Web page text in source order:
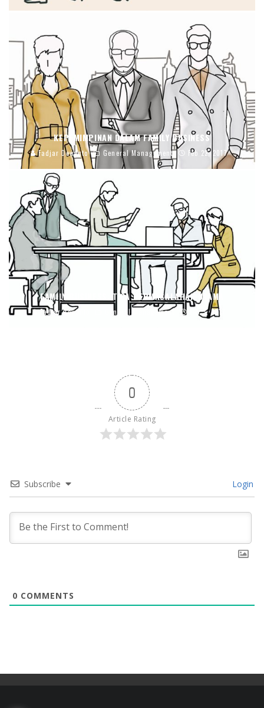
KEPEMIMPINAN DALAM FAMILY BUSINESS
Fadjar Dewanto General Management Feb 22, 2017
FAMILY BUSINESS: TIGA PERMASALAHAN UTAMA
Fadjar Dewanto General Management Feb 3, 2017
0
Article Rating
Subscribe Login
0 COMMENTS